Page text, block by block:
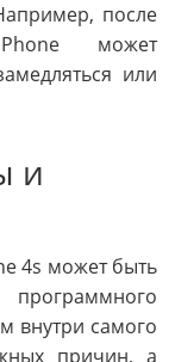
после
может
или
и
4s может быть
внутри самого
причин, а